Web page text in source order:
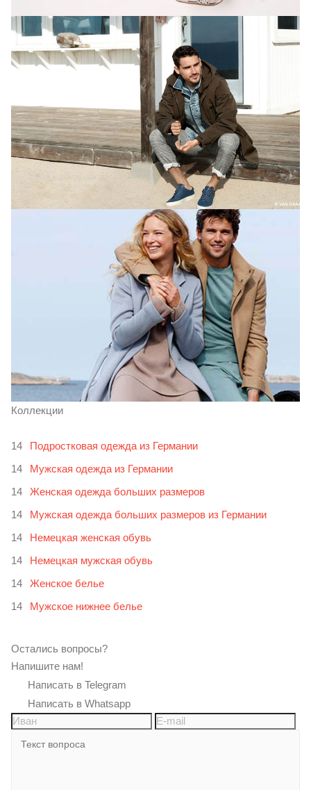
Коллекции
Подростковая одежда из Германии
Мужская одежда из Германии
Женская одежда больших размеров
Мужская одежда больших размеров из Германии
Немецкая женская обувь
Немецкая мужская обувь
Женское белье
Мужское нижнее белье
Остались вопросы?
Напишите нам!
Написать в Telegram
Написать в Whatsapp